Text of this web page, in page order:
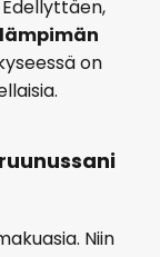
lämpimän
on
Niin